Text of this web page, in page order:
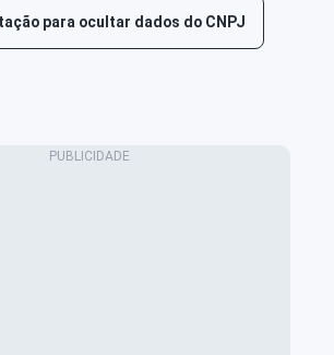
para ocultar dados do CNPJ